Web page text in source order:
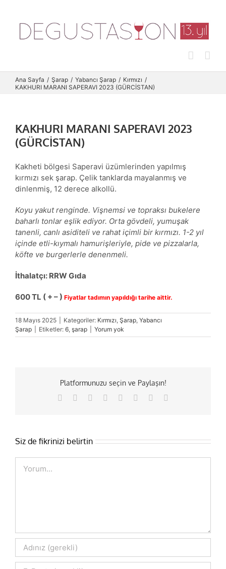
content
Ana Sayfa Şarap Yabancı Şarap
Kırmızı
KAKHURI MARANI SAPERAVI 2023 (GÜRCİSTAN)
KAKHURI MARANI SAPERAVI 2023
(GÜRCİSTAN)
Kakheti bölgesi Saperavi üzümlerinden yapılmış
kırmızı sek şarap. Çelik tanklarda mayalanmış ve
dinlenmiş, 12 derece alkollü.
Koyu yakut renginde. Vişnemsi ve topraksı bukelere
baharlı tonlar eşlik ediyor. Orta gövdeli, yumuşak
tanenli, canlı asiditeli ve rahat içimli bir kırmızı. 1-2 yıl
içinde etli-kıymalı hamurişleriyle, pide ve pizzalarla,
köfte ve burgerlerle denenmeli.
İthalatçı: RRW Gıda
600TL ( + – ) Fiyatlar tadımın yapıldığı tarihe aittir.
18 Mayıs 2025 Kategoriler: Kırmızı, Şarap, Yabancı
Şarap
Etiketler: 6, şarap Yorum yok
Platformunuzu seçin ve Paylaşın!
Facebook Reddit LinkedIn
TumblrPinterest
Siz de fikrinizi belirtin